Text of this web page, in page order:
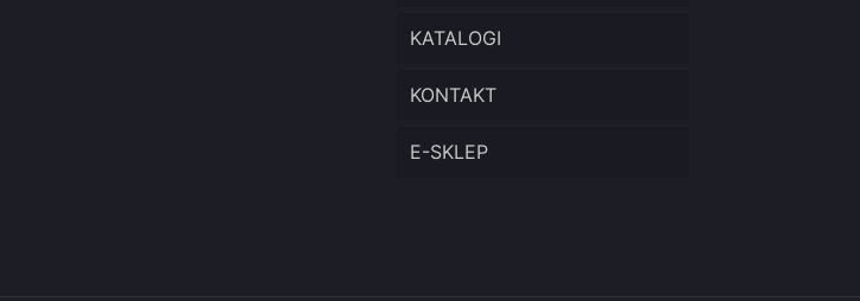
KATALOGI
KONTAKT
E-SKLEP